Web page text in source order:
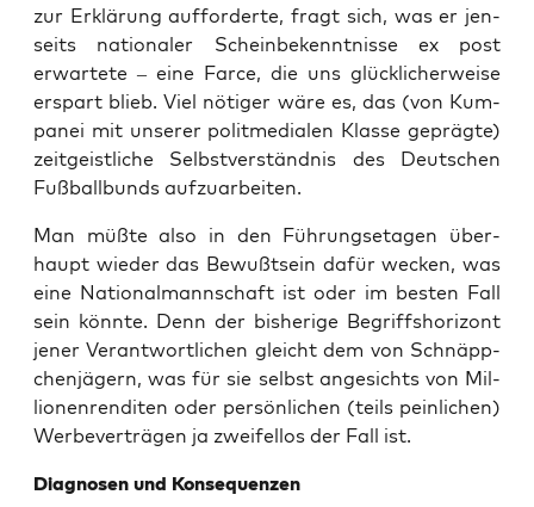
zur Erklä­rung auf­for­der­te, fragt sich, was er jen­
seits natio­na­ler Schein­be­kennt­nis­se ex post
erwar­te­te – eine Far­ce, die uns glück­li­cher­wei­se
erspart blieb. Viel nöti­ger wäre es, das (von Kum­
pa­nei mit unse­rer polit­me­dia­len Klas­se gepräg­te)
zeit­geist­li­che Selbst­ver­ständ­nis des Deut­schen
Fuß­ball­bunds aufzuarbeiten.
Man müß­te also in den Füh­rungs­eta­gen über­
haupt wie­der das Bewußt­sein dafür wecken, was
eine Natio­nal­mann­schaft ist oder im bes­ten Fall
sein könn­te. Denn der bis­he­ri­ge Begriffs­ho­ri­zont
jener Ver­ant­wort­li­chen gleicht dem von Schnäpp­
chen­jä­gern, was für sie selbst ange­sichts von Mil­
lio­nen­ren­di­ten oder per­sön­li­chen (teils pein­li­chen)
Wer­be­ver­trä­gen ja zwei­fel­los der Fall ist.
Dia­gno­sen und Konsequenzen